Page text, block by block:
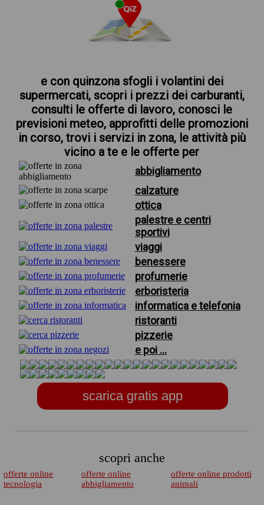
e con quinzona sfogli i volantini dei
supermercati, scopri i prezzi dei carburanti,
consulti le offerte di lavoro, conosci le
previsioni meteo, approfitti delle promozioni
in corso, trovi i servizi in zona, le attività più
vicino a te e le offerte per
abbigliamento
calzature
ottica
palestre e centri
sportivi
viaggi
benessere
profumerie
erboristeria
informatica e telefonia
ristoranti
pizzerie
e poi ...
scarica gratis app
scopri anche
offerte online
tecnologia
offerte online
abbigliamento
offerte online prodotti
animali